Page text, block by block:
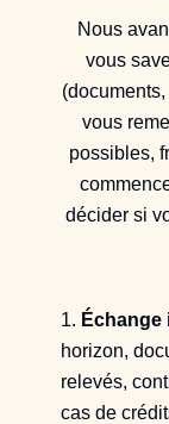
Nous
vous
vous
possibles,
décider si
Échange
horizon,
relevés,
cas de